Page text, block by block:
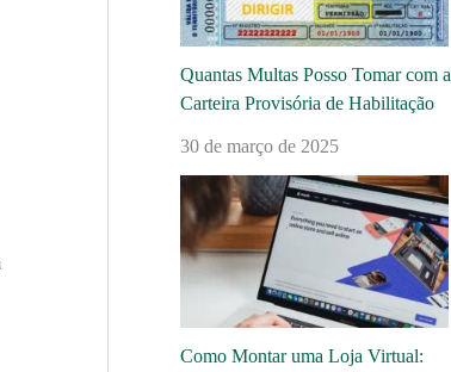
Quantas Multas Posso Tomar com a
Carteira Provisória de Habilitação
30 de março de 2025
Como Montar uma Loja Virtual: